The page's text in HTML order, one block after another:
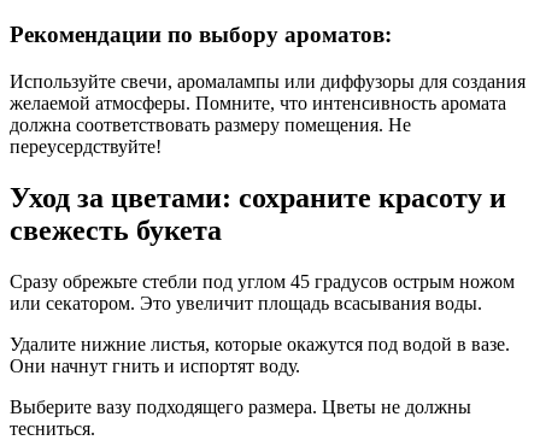
Рекомендации по выбору ароматов:
Используйте свечи, аромалампы или диффузоры для создания
желаемой атмосферы. Помните, что интенсивность аромата
должна соответствовать размеру помещения. Не
переусердствуйте!
Уход за цветами: сохраните красоту и
свежесть букета
Сразу обрежьте стебли под углом 45 градусов острым ножом
или секатором. Это увеличит площадь всасывания воды.
Удалите нижние листья, которые окажутся под водой в вазе.
Они начнут гнить и испортят воду.
Выберите вазу подходящего размера. Цветы не должны
тесниться.